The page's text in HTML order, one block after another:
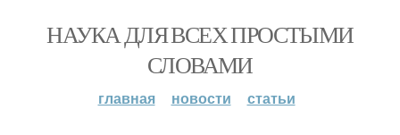
НАУКА ДЛЯ ВСЕХ ПРОСТЫМИ
СЛОВАМИ
главная новости статьи